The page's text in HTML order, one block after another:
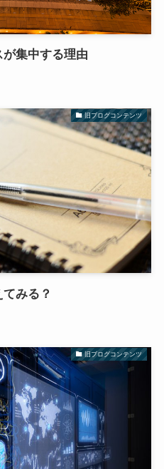
集中する理由
旧ブログコンテンツ
みる？
旧ブログコンテンツ